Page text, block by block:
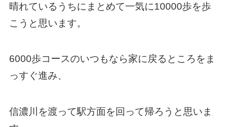
晴れているうちにまとめて一気に10000歩を歩
こうと思います。
6000歩コースのいつもなら家に戻るところをま
っすぐ進み、
信濃川を渡って駅方面を回って帰ろうと思いま